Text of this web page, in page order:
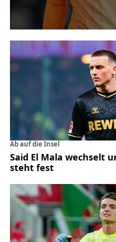
Ab auf die Insel
Said El Mala wechselt
steht fest